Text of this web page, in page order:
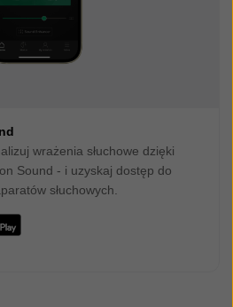
wrażenia słuchowe dzięki
Sound - i uzyskaj dostęp do
słuchowych.